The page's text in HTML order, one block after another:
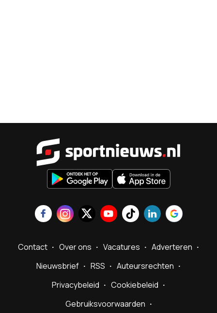
Contact Over ons Vacatures
Adverteren
Nieuwsbrief
RSS
Auteursrechten
Privacybeleid
Cookiebeleid
Gebruiksvoorwaarden